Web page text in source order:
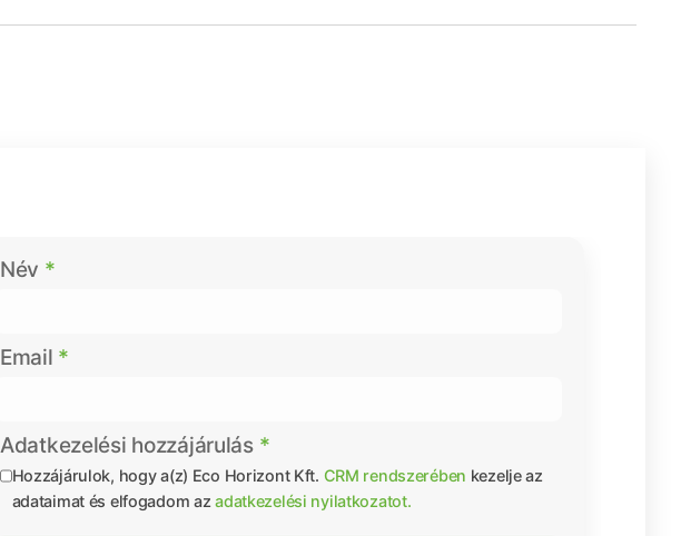
Név
Email
Adatkezelési hozzájárulás
Hozzájárulok, hogy a(z) Eco Horizont Kft. CRM rendszerében kezelje az
adataimat és elfogadom azadatkezelési nyilatkozatot.